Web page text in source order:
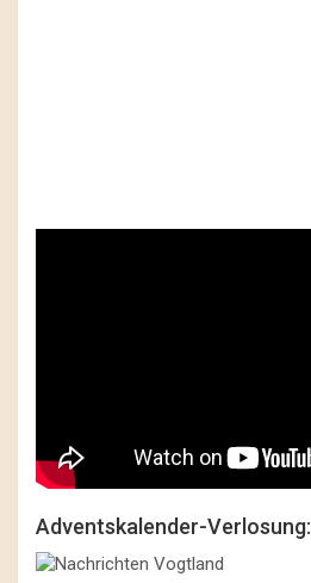
Adventskalender-Verlosung: